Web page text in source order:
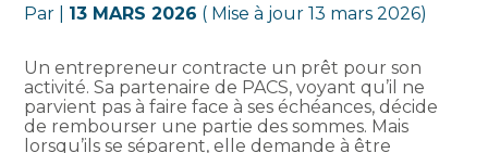
Par 13 MARS 2026 ( Mise à jour 13 mars 2026)
Un entrepreneur contracte un prêt pour son
activité. Sa partenaire de PACS, voyant qu’il ne
parvient pas à faire face à ses échéances, décide
de rembourser une partie des sommes. Mais
lorsqu’ils se séparent, elle demande à être